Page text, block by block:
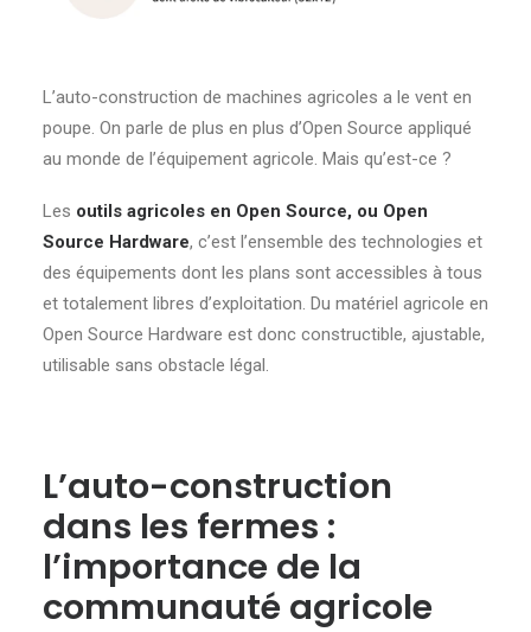
L’auto-construction de machines agricoles a le vent en
poupe. On parle de plus en plus d’Open Source appliqué
au monde de l’équipement agricole. Mais qu’est-ce ?
Les outils agricoles en Open Source, ou Open
Source Hardware, c’est l’ensemble des technologies et
des équipements dont les plans sont accessibles à tous
et totalement libres d’exploitation. Du matériel agricole en
Open Source Hardware est donc constructible, ajustable,
utilisable sans obstacle légal.
L’auto-construction
dans les fermes :
l’importance de la
communauté agricole